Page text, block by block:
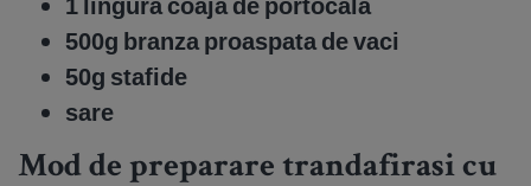
500g branza proaspata de vaci
50g stafide
sare
Mod de preparare trandafirasi cu